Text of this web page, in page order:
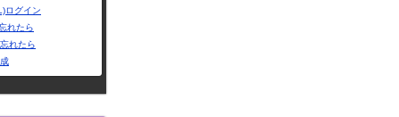
ログイン
れたら
れたら